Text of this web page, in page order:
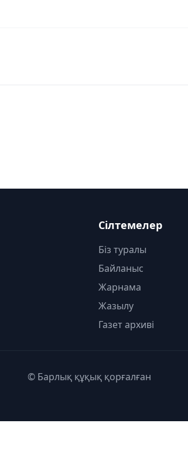
Сілтемелер
Біз туралы
Байланыс
Жарнама
Жазылу
Газет архиві
© Барлық құқық қорғалған